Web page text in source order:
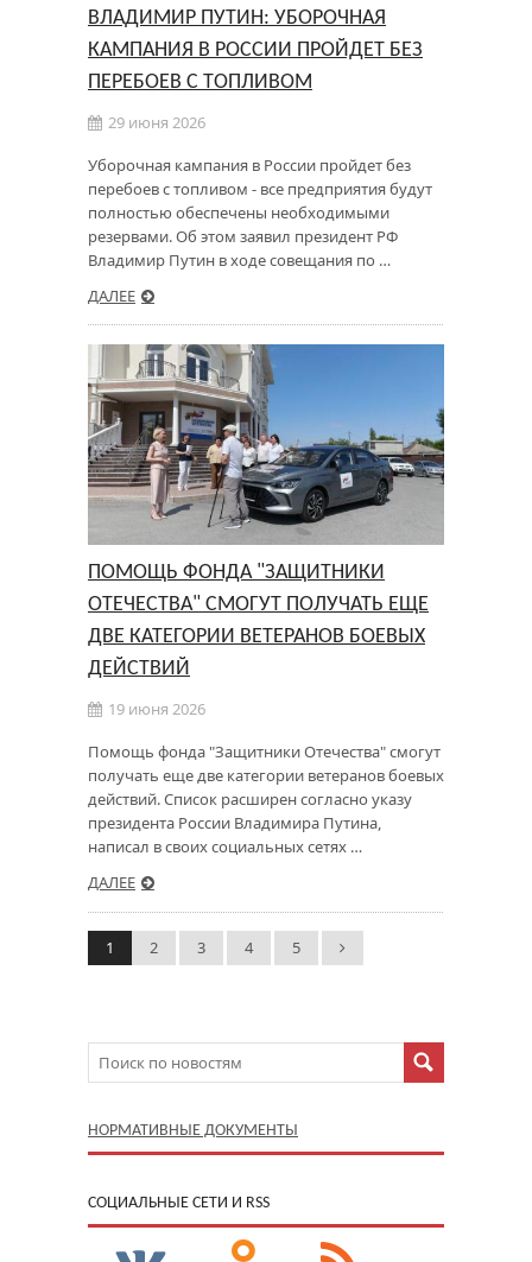
ВЛАДИМИР ПУТИН: УБОРОЧНАЯ
КАМПАНИЯ В РОССИИ ПРОЙДЕТ БЕЗ
ПЕРЕБОЕВ С ТОПЛИВОМ
29 июня 2026
Уборочная кампания в России пройдет без
перебоев с топливом - все предприятия будут
полностью обеспечены необходимыми
резервами. Об этом заявил президент РФ
Владимир Путин в ходе совещания по …
ДАЛЕЕ
ПОМОЩЬ ФОНДА "ЗАЩИТНИКИ
ОТЕЧЕСТВА" СМОГУТ ПОЛУЧАТЬ ЕЩЕ
ДВЕ КАТЕГОРИИ ВЕТЕРАНОВ БОЕВЫХ
ДЕЙСТВИЙ
19 июня 2026
Помощь фонда "Защитники Отечества" смогут
получать еще две категории ветеранов боевых
действий. Список расширен согласно указу
президента России Владимира Путина,
написал в своих социальных сетях …
ДАЛЕЕ
1 2 3 4 5
НОРМАТИВНЫЕ ДОКУМЕНТЫ
CОЦИАЛЬНЫЕ СЕТИ И RSS